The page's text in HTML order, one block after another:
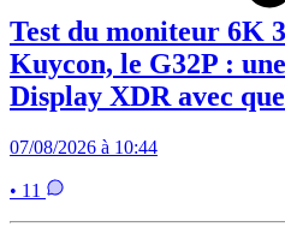
Test du moniteur 6K
Kuycon, le G32P :
Display XDR avec
07/08/2026 à 10:44
• 11